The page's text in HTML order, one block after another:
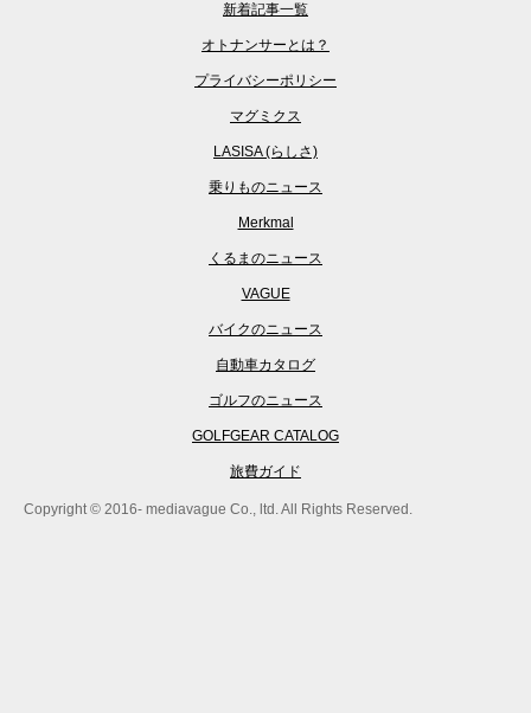
新着記事一覧
オトナンサーとは？
プライバシーポリシー
マグミクス
LASISA (らしさ)
乗りものニュース
Merkmal
くるまのニュース
VAGUE
バイクのニュース
自動車カタログ
ゴルフのニュース
GOLFGEAR CATALOG
旅費ガイド
Copyright © 2016- mediavague Co., ltd. All Rights Reserved.